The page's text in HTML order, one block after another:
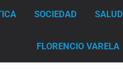
SOCIEDAD SALUD
FLORENCIO VARELA